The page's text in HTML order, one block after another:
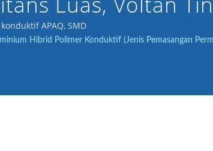
Konduktif,
APAQ, SMD
Hibrid Polimer Konduktif (Jenis Pemasangan